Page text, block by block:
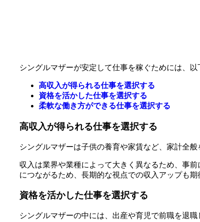
シングルマザーが安定して仕事を稼ぐためには、
高収入が得られる仕事を選択する
資格を活かした仕事を選択する
柔軟な働き方ができる仕事を選択する
高収入が得られる仕事を選択する
シングルマザーは子供の養育や家賃など、家計全
収入は業界や業種によって大きく異なるため、事
につながるため、長期的な視点での収入アップも期
資格を活かした仕事を選択する
シングルマザーの中には、出産や育児で前職を退